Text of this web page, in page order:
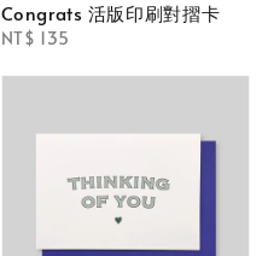
Congrats 活版印刷對摺卡
Regular
NT$ 135